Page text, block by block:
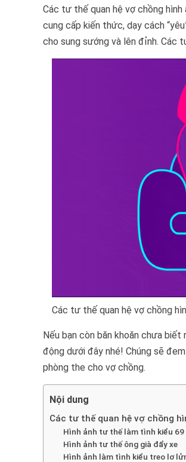
Các tư thế quan hệ vợ chồng
cung cấp kiến thức, dạy cách
cho sung sướng và lên đỉnh. Các
Các tư thế quan hệ vợ chồng
Nếu bạn còn băn khoăn chưa
động dưới đây nhé! Chúng sẽ
phòng the cho vợ chồng.
Nội dung
Các tư thế quan hệ vợ chồng
Hình ảnh tư thế làm tình kiểu 69
Hình ảnh tư thế ông già đẩy xe
Hình ảnh làm tình kiểu treo lơ